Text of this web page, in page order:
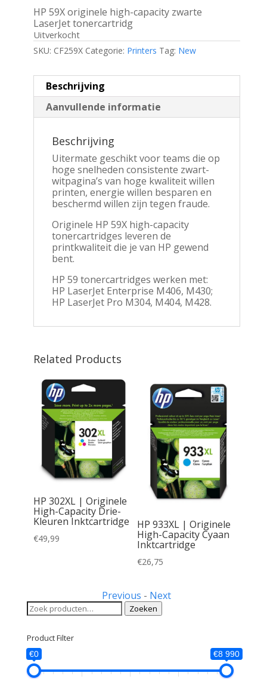
HP 59X originele high-capacity zwarte
LaserJet tonercartridg
Uitverkocht
SKU: CF259X Categorie: Printers Tag: New
Beschrijving
Aanvullende informatie
Beschrijving
Uitermate geschikt voor teams die op
hoge snelheden consistente zwart-
witpagina’s van hoge kwaliteit willen
printen, energie willen besparen en
beschermd willen zijn tegen fraude.
Originele HP 59X high-capacity
tonercartridges leveren de
printkwaliteit die je van HP gewend
bent.
HP 59 tonercartridges werken met:
HP LaserJet Enterprise M406, M430;
HP LaserJet Pro M304, M404, M428.
Related Products
HP 302XL | Originele
High-Capacity Drie-
Kleuren Inktcartridge
€49,99
HP 933XL | Originele
High-Capacity Cyaan
Inktcartridge
€26,75
Previous - Next
Zoeken
naar:
Zoeken
Product Filter
€0 €8 990